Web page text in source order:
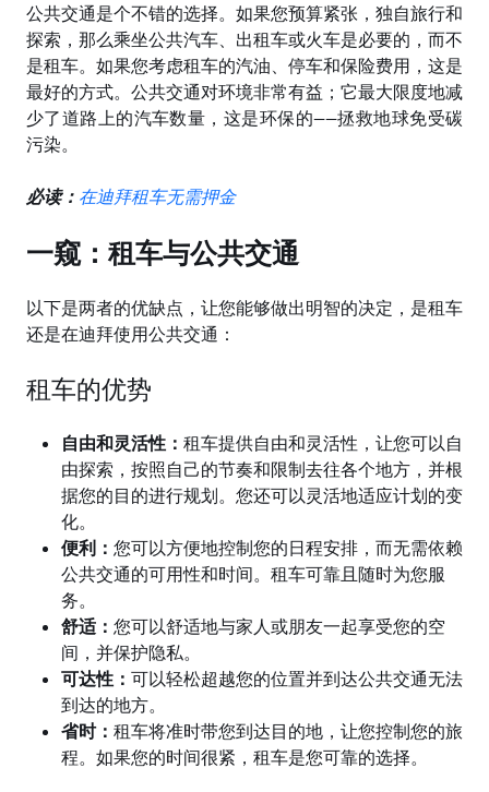
公共交通是个不错的选择。如果您预算紧张，独自旅行和
探索，那么乘坐公共汽车、出租车或火车是必要的，而不
是租车。如果您考虑租车的汽油、停车和保险费用，这是
最好的方式。公共交通对环境非常有益；它最大限度地减
少了道路上的汽车数量，这是环保的——拯救地球免受碳
污染。
必读： 在迪拜租车无需押金
一窥：租车与公共交通
以下是两者的优缺点，让您能够做出明智的决定，是租车
还是在迪拜使用公共交通：
租车的优势
自由和灵活性： 租车提供自由和灵活性，让您可以自
由探索，按照自己的节奏和限制去往各个地方，并根
据您的目的进行规划。您还可以灵活地适应计划的变
化。
便利： 您可以方便地控制您的日程安排，而无需依赖
公共交通的可用性和时间。租车可靠且随时为您服
务。
舒适： 您可以舒适地与家人或朋友一起享受您的空
间， 并保护隐私。
可达性： 可以轻松超越您的位置并到达公共交通无法
到达的地方。
省时： 租车将准时带您到达目的地，让您控制您的旅
程。如果您的时间很紧，租车是您可靠的选择。